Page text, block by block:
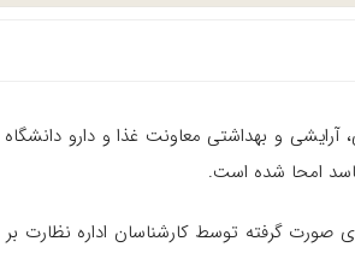
صورت گرفته توسط کارشناسان اداره نظارت